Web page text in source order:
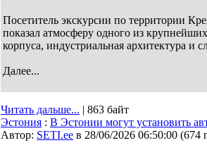
Посетитель экскурсии по территории
показал атмосферу одного из
корпуса, индустриальная архитектура и
Далее...
Читать дальше... | 863 байт
Эстония : В Эстонии могут установить
Автор: SETI.ee в 28/06/2026 06:50:00 (674